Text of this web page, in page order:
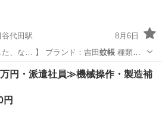
代田駅
8月6日
た、な… 】 ブランド：吉田蚊帳種類：
代田駅 家庭用品
円・派遣社員≫機械操作・製造補
円